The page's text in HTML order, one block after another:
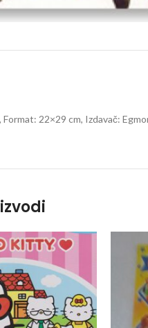
22×29 cm, Izdavač: